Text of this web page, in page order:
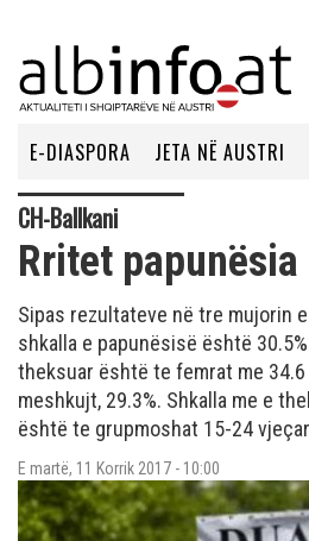
E-DIASPORA JETA NË AUSTRI
CH-Ballkani
Rritet papunësia
Sipas rezultateve në tre mujorin
shkalla e papunësisë është
theksuar është te femrat me 34.6
meshkujt, 29.3%. Shkalla me e
është te grupmoshat 15-24
E martë, 11 Korrik 2017 - 10:00